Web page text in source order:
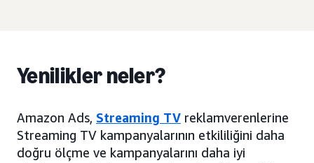
Yenilikler neler?
Amazon Ads, Streaming TV reklamverenlerine
Streaming TV kampanyalarının etkililiğini daha
doğru ölçme ve kampanyalarını daha iyi